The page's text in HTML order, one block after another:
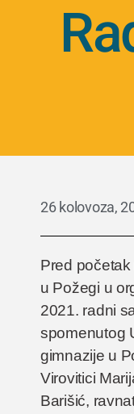
26 kolovoza,
Pred
u Požegi u
2021. radni
spomenutog
gimnazije u
Virovitici
Barišić,